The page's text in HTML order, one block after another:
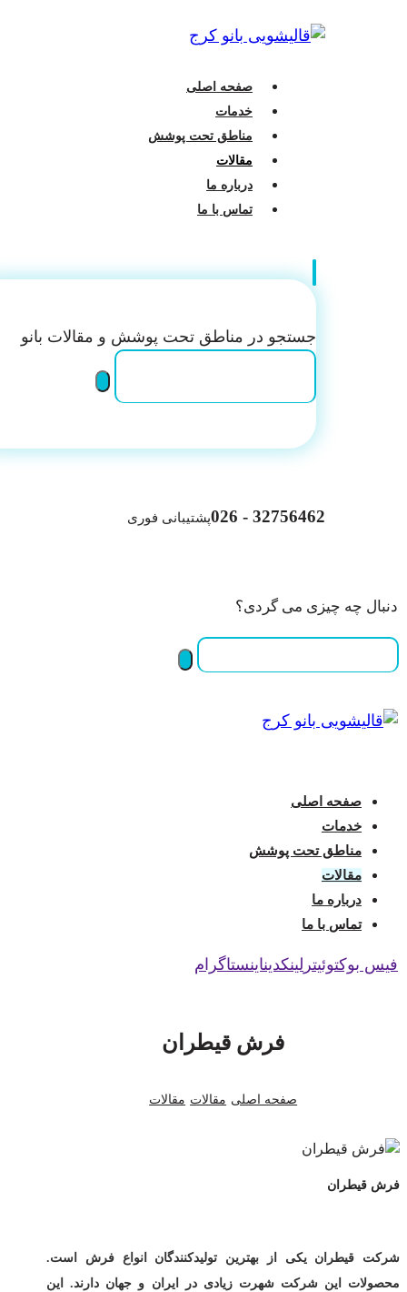
صفحه اصلی
خدمات
مناطق تحت پوشش
مقالات
درباره ما
تماس با ما
جستجو در مناطق تحت پوشش و مقالات بانو
32756462 - 026 پشتیبانی فوری
دنبال چه چیزی می گردی؟
صفحه اصلی
خدمات
مناطق تحت پوشش
مقالات
درباره ما
تماس با ما
فیس بوکتوئیتر لینکدیناینستاگرام
فرش قیطران
صفحه اصلی مقالات مقالات
فرش قیطران
شرکت قیطران یکی از بهترین تولیدکنندگان انواع فرش است.
محصولات این شرکت شهرت زیادی در ایران و جهان دارند. این